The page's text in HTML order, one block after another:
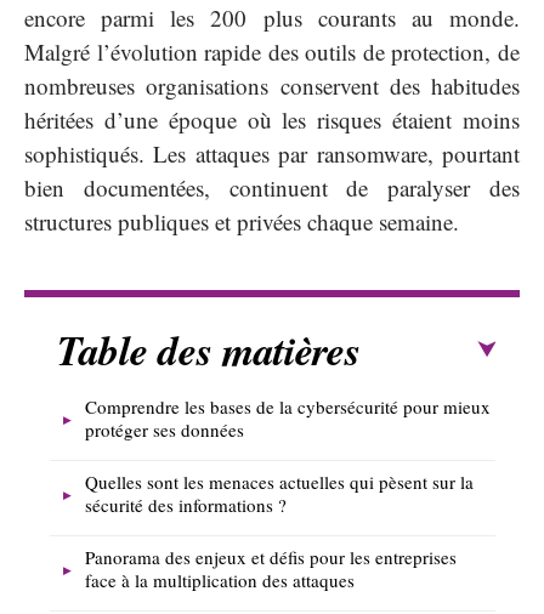
encore parmi les 200 plus courants au monde.
Malgré l’évolution rapide des outils de protection, de
nombreuses organisations conservent des habitudes
héritées d’une époque où les risques étaient moins
sophistiqués. Les attaques par ransomware, pourtant
bien documentées, continuent de paralyser des
structures publiques et privées chaque semaine.
Table des matières
Comprendre les bases de la cybersécurité pour mieux
protéger ses données
Quelles sont les menaces actuelles qui pèsent sur la
sécurité des informations ?
Panorama des enjeux et défis pour les entreprises
face à la multiplication des attaques